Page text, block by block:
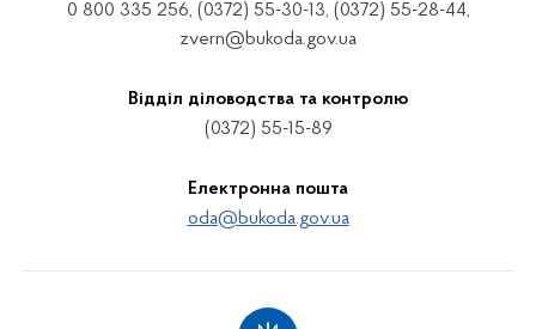
0 800 335 256, (0372) 55-30-13, (0372) 55-28-44,
zvern@bukoda.gov.ua
Відділ діловодства та контролю
(0372) 55-15-89
Електронна пошта
oda@bukoda.gov.ua